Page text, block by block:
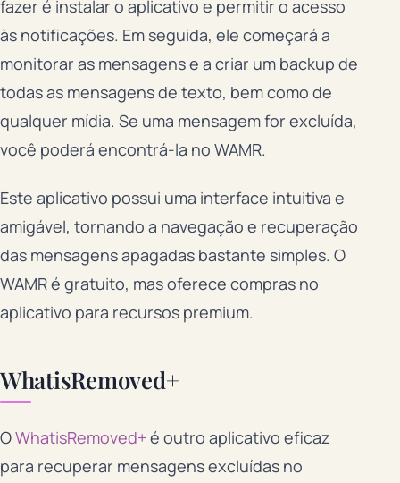
fazer é instalar o aplicativo e permitir o acesso
às notificações. Em seguida, ele começará a
monitorar as mensagens e a criar um backup de
todas as mensagens de texto, bem como de
qualquer mídia. Se uma mensagem for excluída,
você poderá encontrá-la no WAMR.
Este aplicativo possui uma interface intuitiva e
amigável, tornando a navegação e recuperação
das mensagens apagadas bastante simples. O
WAMR é gratuito, mas oferece compras no
aplicativo para recursos premium.
WhatisRemoved+
OWhatisRemoved+é outro aplicativo eficaz
para recuperar mensagens excluídas no